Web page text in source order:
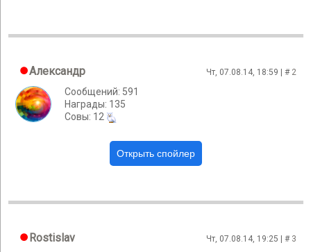
Александр Чт, 07.08.14, 18:59 | # 2
Сообщений: 591
Награды: 135
Cовы: 12
Rostislav Чт, 07.08.14, 19:25 | # 3